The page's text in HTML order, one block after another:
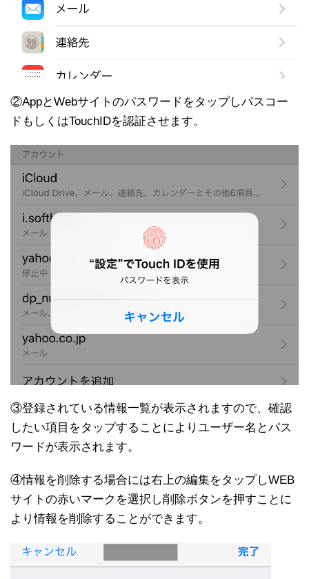
②AppとWebサイトのパスワードをタップしパスコー
ドもしくはTouchIDを認証させます。
③登録されている情報一覧が表示されますので、確認
したい項目をタップすることによりユーザー名とパス
ワードが表示されます。
④情報を削除する場合には右上の編集をタップしWEB
サイトの赤いマークを選択し削除ボタンを押すことに
より情報を削除することができます。